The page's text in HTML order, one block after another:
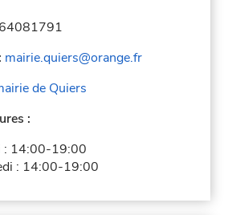
mairie.quiers@orange.fr
de Quiers
:
: 14:00-19:00
: 14:00-19:00